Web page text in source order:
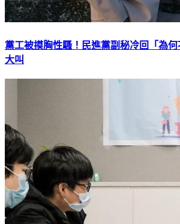
黨工被摸胸性騷！民進黨副秘冷回「為
大叫